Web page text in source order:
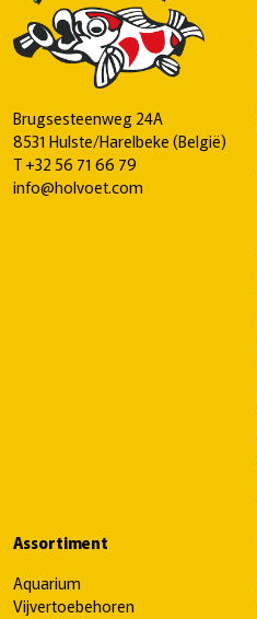
Brugsesteenweg 24A
8531 Hulste/Harelbeke (België)
T+32 56 71 66 79
info@holvoet.com
Assortiment
Aquarium
Vijvertoebehoren